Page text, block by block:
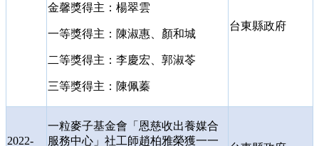
金馨獎得主：楊翠雲
一等獎得主：陳淑惠、顏和城
二等獎得主：李慶宏、郭淑苓
三等獎得主：陳佩蓁
台東縣政府
2022-
一粒麥子基金會「恩慈收出養媒合
服務中心」社工師趙柏雅榮獲一一